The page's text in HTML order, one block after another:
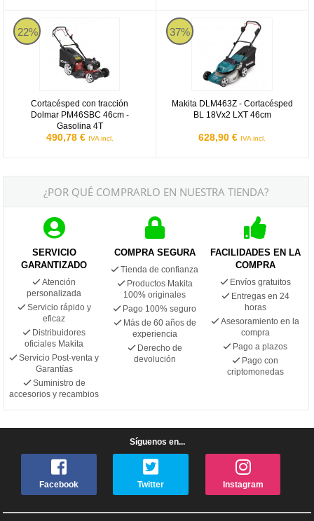
22%
Cortacésped con tracción
Dolmar PM46SBC 46cm -
Gasolina 4T
490,78 € IVA incl.
Dolmar PM46SBC
37%
Makita DLM463Z - Cortacésped
BL 18Vx2 LXT 46cm
628,90 € IVA incl.
Makita DLM463Z
¿POR QUÉ COMPRARLO EN NUESTRA TIENDA?
SERVICIO
GARANTIZADO
Atención
personalizada
Servicio rápido y
eficaz
Distribuidores
oficiales Makita
Servicio Post-venta y
Garantías
Suministro de
accesorios y recambios
COMPRA SEGURA
Tienda de confianza
Productos Makita
100% originales
Pago 100% seguro
Más de 60 años de
experiencia
Derecho de
devolución
FACILIDADES EN LA
COMPRA
Envíos gratuitos
Entregas en 24
horas
Asesoramiento en la
compra
Pago a plazos
Pago con
criptomonedas
Síguenos en...
Facebook Twitter Instagram